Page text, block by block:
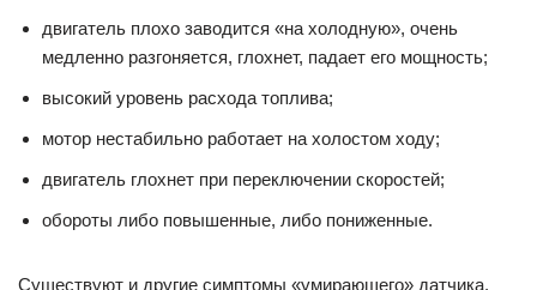
двигатель плохо заводится «на холодную», очень
медленно разгоняется, глохнет, падает его мощность;
высокий уровень расхода топлива;
мотор нестабильно работает на холостом ходу;
двигатель глохнет при переключении скоростей;
обороты либо повышенные, либо пониженные.
Существуют и другие симптомы «умирающего» датчика.